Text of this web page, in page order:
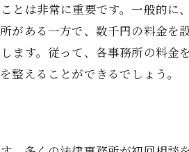
設計の重要性
兵庫県西宮市の弁護士の役割
問題を解決する
とは非常に重要です。一般的に
がある一方で、数千円の料金を
ます。従って、各事務所の料金
整えることができるでしょう。